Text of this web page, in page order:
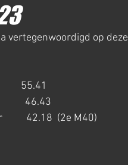
vertegenwoordigd op deze
55.41
46.43
42.18  (2e M40)